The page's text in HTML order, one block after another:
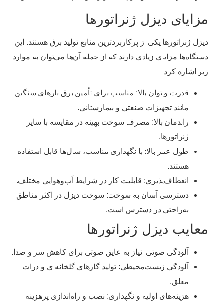
مزایای دیزل ژنراتورها
دیزل ژنراتورها یکی از پرکاربردترین منابع تولید برق هستند. این
دستگاه‌ها مزایای زیادی دارند که از جمله آن‌ها می‌توان به موارد
زیر اشاره کرد:
قدرت و توان بالا: مناسب برای تأمین برق بارهای سنگین
مانند تجهیزات صنعتی و بیمارستانی.
راندمان بالا: مصرف سوخت بهینه در مقایسه با سایر
ژنراتورها.
طول عمر بالا: با نگهداری مناسب، سال‌ها قابل استفاده
هستند.
انعطاف‌پذیری: قابلیت کار در شرایط آب‌وهوایی مختلف.
دسترسی آسان به سوخت: سوخت دیزل در اکثر مناطق
به‌راحتی در دسترس است.
معایب دیزل ژنراتورها
آلودگی صوتی: نیاز به عایق صوتی برای کاهش سر و صدا.
آلودگی زیست‌محیطی: تولید گازهای گلخانه‌ای و ذرات
معلق.
هزینه‌های اولیه و نگهداری: نصب و راه‌اندازی پرهزینه